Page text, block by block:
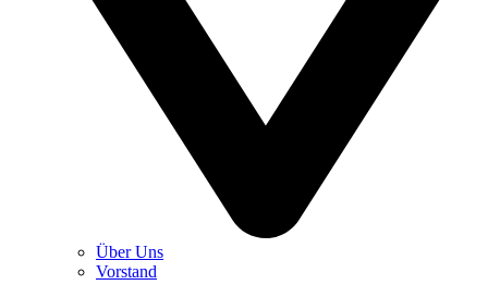
Über Uns
Vorstand